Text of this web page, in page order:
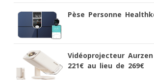
Pèse Personne
Vidéoprojecteur
221€ au lieu de 269€